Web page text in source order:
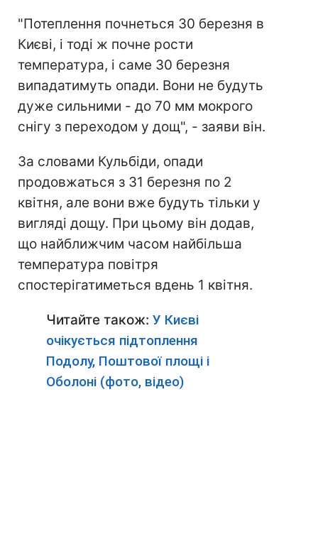
"Потеплення почнеться 30 березня в
Києві, і тоді ж почне рости
температура, і саме 30 березня
випадатимуть опади. Вони не будуть
дуже сильними - до 70 мм мокрого
снігу з переходом у дощ", - заяви він.
За словами Кульбіди, опади
продовжаться з 31 березня по 2
квітня, але вони вже будуть тільки у
вигляді дощу. При цьому він додав,
що найближчим часом найбільша
температура повітря
спостерігатиметься вдень 1 квітня.
Читайте також: У Києві
очікується підтоплення
Подолу, Поштової площі і
Оболоні (фото, відео)